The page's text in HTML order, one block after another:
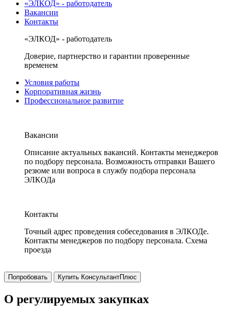
«ЭЛКОД» - работодатель
Вакансии
Контакты
«ЭЛКОД» - работодатель
Доверие, партнерство и гарантии проверенные
временем
Условия работы
Корпоративная жизнь
Профессиональное развитие
Вакансии
Описание актуальных вакансий. Контакты менеджеров
по подбору персонала. Возможность отправки Вашего
резюме или вопроса в службу подбора персонала
ЭЛКОДа
Контакты
Точный адрес проведения собеседования в ЭЛКОДе.
Контакты менеджеров по подбору персонала. Схема
проезда
Попробовать Купить КонсультантПлюс
О регулируемых закупках